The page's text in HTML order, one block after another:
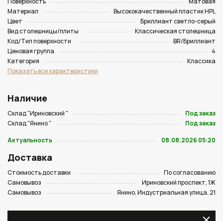
Материал
Высококачественный пластик HPL
Цвет
Бриллиант светло-серый
Вид столешницы/плиты
Классическая столешница
Код/Тип поверхности
BR/Бриллиант
Ценовая группа
4
Категория
Классика
Показать все характеристики
Наличие
Склад "Ириновский "
Под заказ
Склад "Янино "
Под заказ
Актуальность
08.08.2026 05:20
Доставка
Стоимость доставки
По согласованию
Самовывоз
Ириновский проспект, 1Ж
Самовывоз
Янино, Индустриальная улица, 21